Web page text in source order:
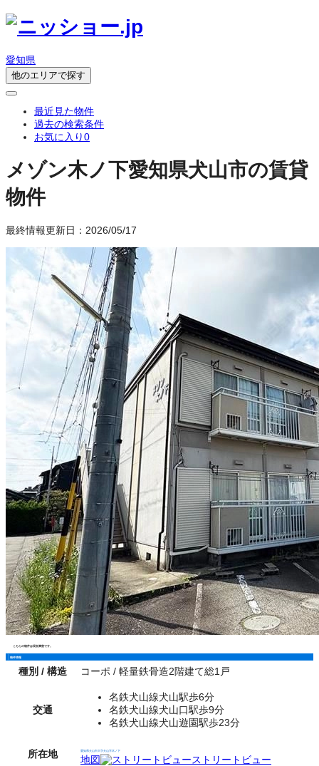
愛知県
他のエリアで探す
最近見た物件
過去の検索条件
お気に入り0
メゾン木ノ下愛知県犬山市の賃貸
物件
最終情報更新日：2026/05/17
こちらの物件は現在満室です。
物件情報
種別 / 構造 コーポ / 軽量鉄骨造2階建て総1戸
交通
名鉄犬山線犬山駅歩6分
名鉄犬山線犬山口駅歩9分
名鉄犬山線犬山遊園駅歩23分
所在地 愛知県犬山市大字犬山字木ノ下
地図
ストリートビュー